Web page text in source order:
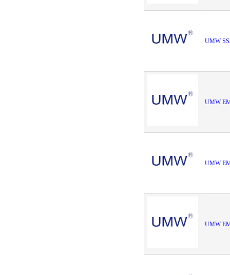
UMW
UMW
UMW
UMW